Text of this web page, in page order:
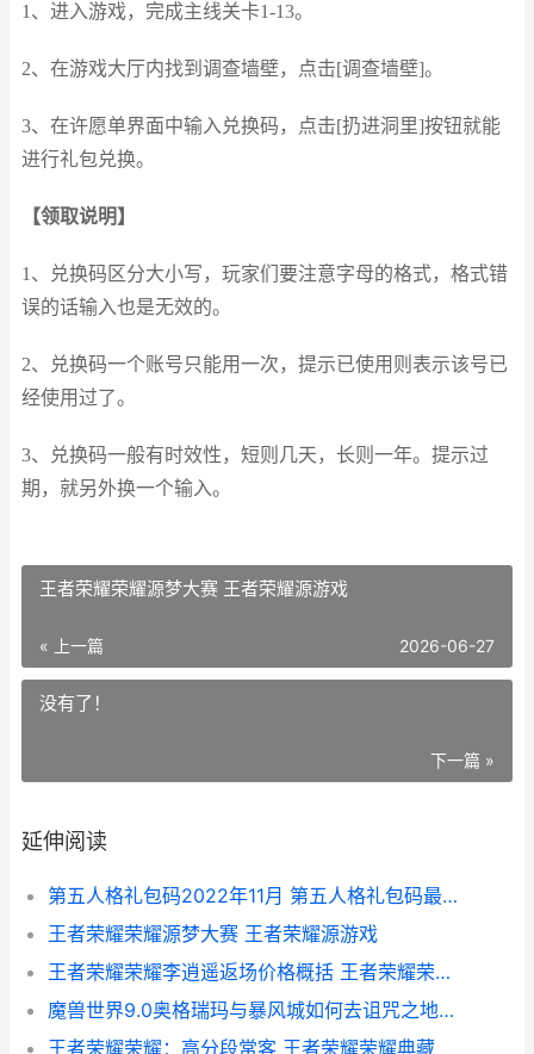
1、进入游戏，完成主线关卡1-13。
2、在游戏大厅内找到调查墙壁，点击[调查墙壁]。
3、在许愿单界面中输入兑换码，点击[扔进洞里]按钮就能
进行礼包兑换。
【领取说明】
1、兑换码区分大小写，玩家们要注意字母的格式，格式错
误的话输入也是无效的。
2、兑换码一个账号只能用一次，提示已使用则表示该号已
经使用过了。
3、兑换码一般有时效性，短则几天，长则一年。提示过
期，就另外换一个输入。
王者荣耀荣耀源梦大赛 王者荣耀源游戏
« 上一篇 2026-06-27
没有了！
下一篇 »
延伸阅读
第五人格礼包码2022年11月 第五人格礼包码最新2025
王者荣耀荣耀源梦大赛 王者荣耀源游戏
王者荣耀荣耀李逍遥返场价格概括 王者荣耀荣耀李白被挠脚心
魔兽世界9.0奥格瑞玛与暴风城如何去诅咒之地相对快 魔兽世界9.0奥格怎么去达拉然
王者荣耀荣耀：高分段常客 王者荣耀荣耀典藏